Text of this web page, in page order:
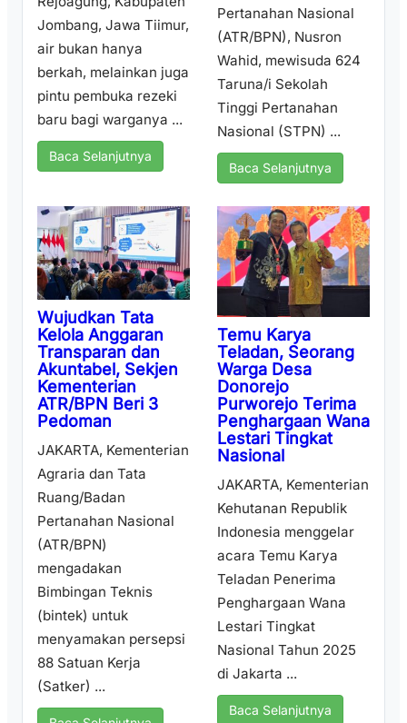
Jombang, Jawa Tiimur,
air bukan hanya
berkah, melainkan juga
pintu pembuka rezeki
baru bagi warganya ...
Baca Selanjutnya
Pertanahan Nasional
(ATR/BPN), Nusron
Wahid, mewisuda 624
Taruna/i Sekolah
Tinggi Pertanahan
Nasional (STPN) ...
Baca Selanjutnya
Wujudkan Tata
Kelola Anggaran
Transparan dan
Akuntabel, Sekjen
Kementerian
ATR/BPN Beri 3
Pedoman
JAKARTA, Kementerian
Agraria dan Tata
Ruang/Badan
Pertanahan Nasional
(ATR/BPN)
mengadakan
Bimbingan Teknis
(bintek) untuk
menyamakan persepsi
88 Satuan Kerja
(Satker) ...
Temu Karya
Teladan, Seorang
Warga Desa
Donorejo
Purworejo Terima
Penghargaan Wana
Lestari Tingkat
Nasional
JAKARTA, Kementerian
Kehutanan Republik
Indonesia menggelar
acara Temu Karya
Teladan Penerima
Penghargaan Wana
Lestari Tingkat
Nasional Tahun 2025
di Jakarta ...
Baca Selanjutnya